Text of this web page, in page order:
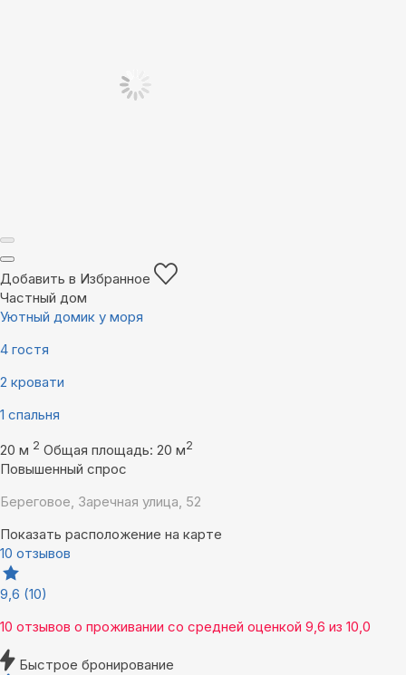
Добавить в Избранное
Частный дом
Уютный домик у моря
4 гостя
2 кровати
1 спальня
20 м 2 Общая площадь: 20 м2
Повышенный спрос
Береговое, Заречная улица, 52
Показать расположение на карте
10 отзывов
9,6 (10)
10 отзывов о проживании со средней оценкой 9,6 из 10,0
Быстрое бронирование